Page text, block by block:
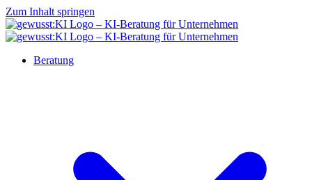
Zum Inhalt springen
Beratung